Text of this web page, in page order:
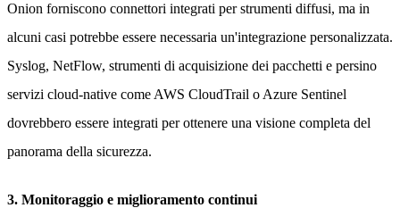
Onion forniscono connettori integrati per strumenti diffusi, ma in
alcuni casi potrebbe essere necessaria un'integrazione personalizzata.
Syslog, NetFlow, strumenti di acquisizione dei pacchetti e persino
servizi cloud-native come AWS CloudTrail o Azure Sentinel
dovrebbero essere integrati per ottenere una visione completa del
panorama della sicurezza.
3. Monitoraggio e miglioramento continui